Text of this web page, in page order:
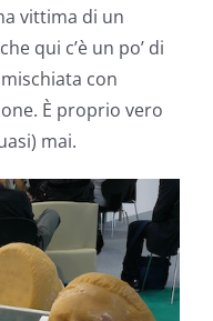
vittima di un
qui c’è un po’ di
con
È proprio vero
mai.